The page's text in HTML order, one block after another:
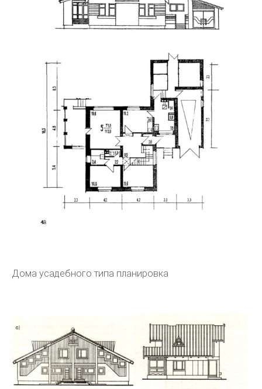
Дома усадебного типа планировка